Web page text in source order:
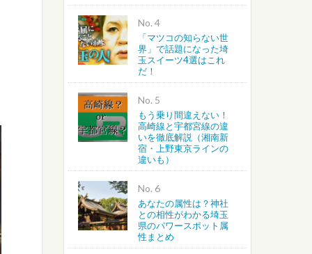
No.
「マツコの知らない世
界」で話題になった埼
玉スイーツ4選はこれ
だ！
No.
もう乗り間違えない！
高崎線と宇都宮線の違
いを徹底解説（湘南新
宿・上野東京ラインの
違いも）
No.
あなたの属性は？神社
との相性がわかる埼玉
県のパワースポット属
性まとめ